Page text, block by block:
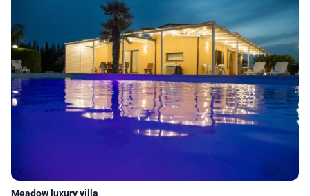
Meadow luxury villa